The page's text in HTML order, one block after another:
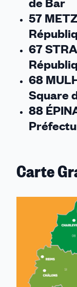
57
67
68
Square
88
Carte